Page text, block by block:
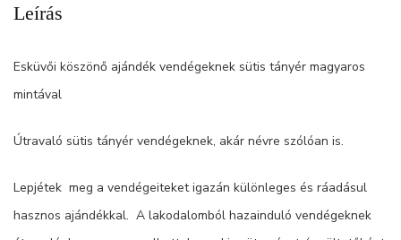
Leírás
Esküvői köszönő ajándék vendégeknek sütis tányér magyaros
mintával
Útravaló sütis tányér vendégeknek, akár névre szólóan is.
Lepjétek meg a vendégeiteket igazán különleges és ráadásul
hasznos ajándékkal. A lakodalomból hazainduló vendégeknek